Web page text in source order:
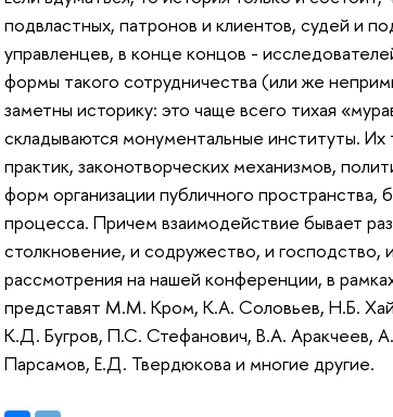
подвластных, патронов и клиентов, судей и
управленцев, в конце концов -
формы такого сотрудничества (или же
заметны историку: это чаще всего тихая
складываются монументальные институты. Их
практик, законотворческих механизмов,
форм организации публичного
процесса. Причем взаимодействие бывает
столкновение, и содружество, и господство,
рассмотрения на нашей конференции, в
представят М.М. Кром, К.А. Соловьев, Н.Б.
К.Д. Бугров, П.С. Стефанович, В.А. Аракчеев,
Парсамов, Е.Д. Твердюкова и многие другие.